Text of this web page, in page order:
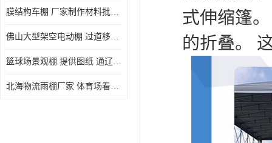
膜结构车棚 厂家制作材料批发安装一体式工厂
佛山大型架空电动棚 过道移动雨蓬 屋轨道悬空棚免费测量
篮球场景观棚 提供图纸 通辽膜结构厂家
北海物流雨棚厂家 体育场看台雨棚 价格优惠
式伸缩篷
的折叠。